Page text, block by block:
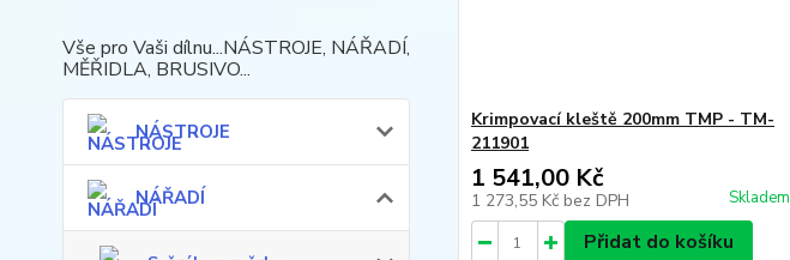
Vše pro Vaši dílnu...NÁSTROJE, NÁŘADÍ,
MĚŘIDLA, BRUSIVO...
NÁSTROJE
NÁŘADÍ
Krimpovací kleště 200mm TMP - TM-
211901
1 541,00 Kč
1 273,55 Kč bez DPH Skladem
Přidat do košíku